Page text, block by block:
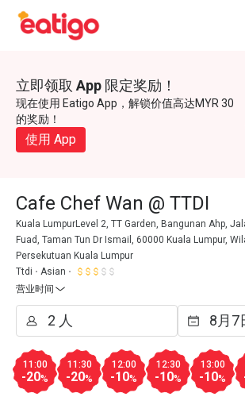
立即领取 App 限定奖励！
现在使用 Eatigo App，解锁价值高达MYR 30
的奖励！
使用 App
Cafe Chef Wan @ TTDI
Kuala LumpurLevel 2, TT Garden, Bangunan Ahp,
Fuad, Taman Tun Dr Ismail, 60000 Kuala Lumpur,
Persekutuan Kuala Lumpur
Ttdi
Asian
营业时间
11:00
-20%
11:30
-20%
12:00
-10%
12:30
-10%
13:00
-10%